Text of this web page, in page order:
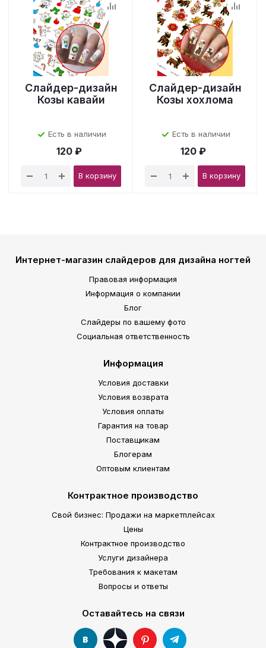
Слайдер-дизайн
Козы кавайи
Есть в наличии
120 ₽
В корзину
Слайдер-дизайн
Козы хохлома
Есть в наличии
120 ₽
В корзину
Интернет-магазин слайдеров для дизайна ногтей
Правовая информация
Информация о компании
Блог
Слайдеры по вашему фото
Социальная ответственность
Информация
Условия доставки
Условия возврата
Условия оплаты
Гарантия на товар
Поставщикам
Блогерам
Оптовым клиентам
Контрактное производство
Свой бизнес: Продажи на маркетплейсах
Цены
Контрактное производство
Услуги дизайнера
Требования к макетам
Вопросы и ответы
Оставайтесь на связи